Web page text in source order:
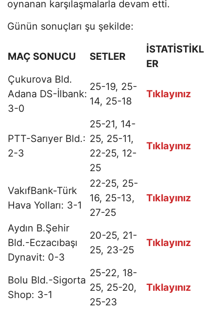
oynanan karşılaşmalarla devam etti.
Günün sonuçları şu şekilde:
MAÇ SONUCU SETLER
İSTATİSTİKL
ER
Çukurova Bld.
Adana DS-İlbank:
3-0
25-19, 25-
14, 25-18
Tıklayınız
PTT-Sarıyer Bld.:
2-3
25-21, 14-
25, 25-11,
22-25, 12-
25
Tıklayınız
VakıfBank-Türk
Hava Yolları: 3-1
22-25, 25-
16, 25-13,
27-25
Tıklayınız
Aydın B.Şehir
Bld.-Eczacıbaşı
Dynavit: 0-3
20-25, 21-
25, 23-25
Tıklayınız
Bolu Bld.-Sigorta
Shop: 3-1
25-22, 18-
25, 25-20,
25-23
Tıklayınız